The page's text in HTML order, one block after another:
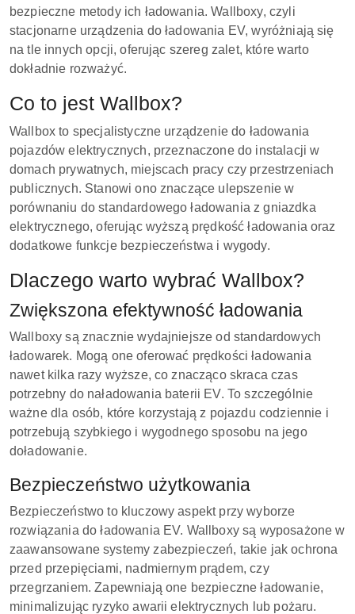
bezpieczne metody ich ładowania. Wallboxy, czyli
stacjonarne urządzenia do ładowania EV, wyróżniają się
na tle innych opcji, oferując szereg zalet, które warto
dokładnie rozważyć.
Co to jest Wallbox?
Wallbox to specjalistyczne urządzenie do ładowania
pojazdów elektrycznych, przeznaczone do instalacji w
domach prywatnych, miejscach pracy czy przestrzeniach
publicznych. Stanowi ono znaczące ulepszenie w
porównaniu do standardowego ładowania z gniazdka
elektrycznego, oferując wyższą prędkość ładowania oraz
dodatkowe funkcje bezpieczeństwa i wygody.
Dlaczego warto wybrać Wallbox?
Zwiększona efektywność ładowania
Wallboxy są znacznie wydajniejsze od standardowych
ładowarek. Mogą one oferować prędkości ładowania
nawet kilka razy wyższe, co znacząco skraca czas
potrzebny do naładowania baterii EV. To szczególnie
ważne dla osób, które korzystają z pojazdu codziennie i
potrzebują szybkiego i wygodnego sposobu na jego
doładowanie.
Bezpieczeństwo użytkowania
Bezpieczeństwo to kluczowy aspekt przy wyborze
rozwiązania do ładowania EV. Wallboxy są wyposażone w
zaawansowane systemy zabezpieczeń, takie jak ochrona
przed przepięciami, nadmiernym prądem, czy
przegrzaniem. Zapewniają one bezpieczne ładowanie,
minimalizując ryzyko awarii elektrycznych lub pożaru.